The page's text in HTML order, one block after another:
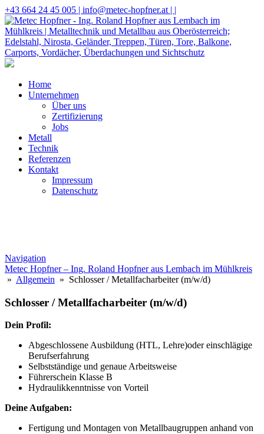
+43 664 24 45 005 | info@metec-hopfner.at | |
Home
Unternehmen
Über uns
Zertifizierung
Jobs
Metall
Technik
Referenzen
Kontakt
Impressum
Datenschutz
Navigation
Metec Hopfner – Ing. Roland Hopfner aus Lembach im Mühlkreis
» Allgemein » Schlosser / Metallfacharbeiter (m/w/d)
Schlosser / Metallfacharbeiter (m/w/d)
Dein Profil:
Abgeschlossene Ausbildung (HTL, Lehre)oder einschlägige
Berufserfahrung
Selbstständige und genaue Arbeitsweise
Führerschein Klasse B
Hydraulikkenntnisse von Vorteil
Deine Aufgaben:
Fertigung und Montagen von Metallbaugruppen anhand von